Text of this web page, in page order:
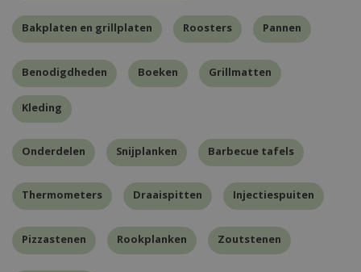
Bakplaten en grillplaten Roosters Pannen
Benodigdheden Boeken Grillmatten
Kleding
Onderdelen Snijplanken Barbecue tafels
Thermometers Draaispitten Injectiespuiten
Pizzastenen Rookplanken Zoutstenen